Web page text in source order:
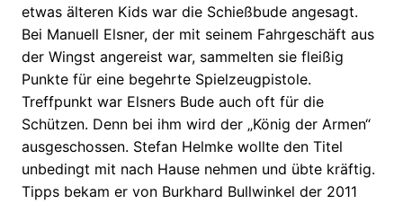
etwas älteren Kids war die Schießbude angesagt.
Bei Manuell Elsner, der mit seinem Fahrgeschäft aus
der Wingst angereist war, sammelten sie fleißig
Punkte für eine begehrte Spielzeugpistole.
Treffpunkt war Elsners Bude auch oft für die
Schützen. Denn bei ihm wird der „König der Armen“
ausgeschossen. Stefan Helmke wollte den Titel
unbedingt mit nach Hause nehmen und übte kräftig.
Tipps bekam er von Burkhard Bullwinkel der 2011